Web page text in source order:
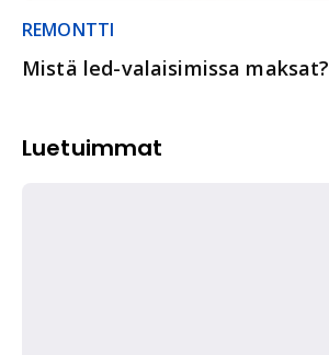
REMONTTI
Mistä led-valaisimissa maksat?
Luetuimmat